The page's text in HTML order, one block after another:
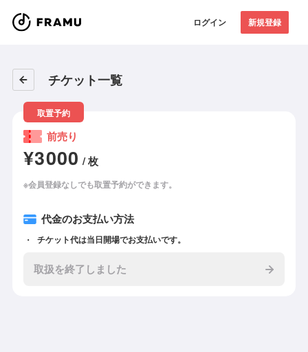
ログイン 新規登録
チケット一覧
取置予約
前売り
¥3000 / 枚
※会員登録なしでも取置予約ができます。
代金のお支払い方法
チケット代は当日開場でお支払いです。
取扱を終了しました